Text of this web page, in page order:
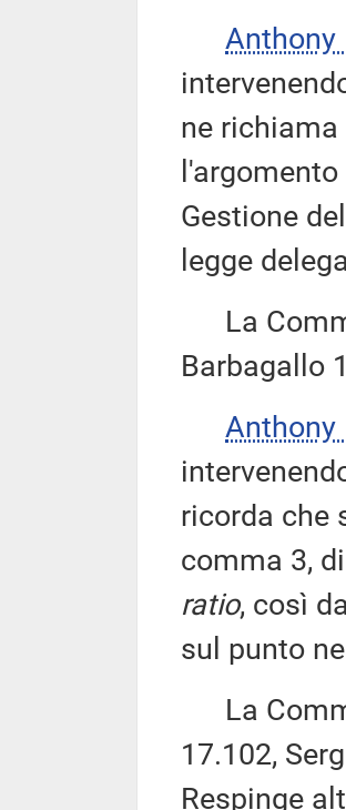
Anthony
ne
Gestione
legge
La
Barbagallo
Anthony
ricorda che
comma 3,
ratio, così
sul punto
La
17.102,
Respinge